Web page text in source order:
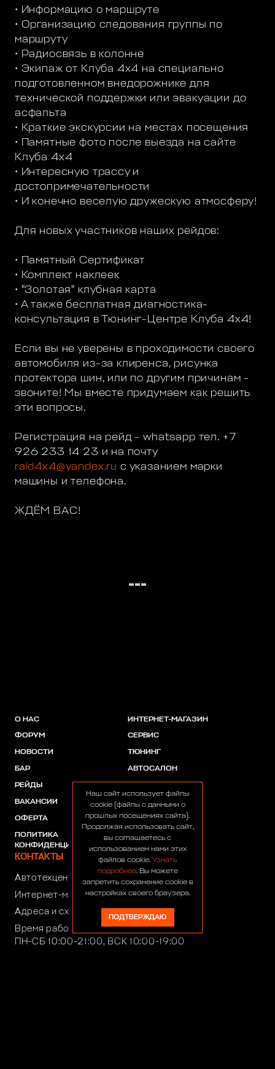
• Информацию о маршруте
• Организацию следования группы по
маршруту
• Радиосвязь в колонне
• Экипаж от Клуба 4х4 на специально
подготовленном внедорожнике для
технической поддержки или эвакуации до
асфальта
• Краткие экскурсии на местах посещения
• Памятные фото после выезда на сайте
Клуба 4х4
• Интересную трассу и
достопримечательности
• И конечно веселую дружескую атмосферу!
Для новых участников наших рейдов:
• Памятный Сертификат
• Комплект наклеек
• "Золотая" клубная карта
• А также бесплатная диагностика-
консультация в Тюнинг-Центре Клуба 4х4!
Если вы не уверены в проходимости своего
автомобиля из-за клиренса, рисунка
протектора шин, или по другим причинам -
звоните! Мы вместе придумаем как решить
эти вопросы.
Регистрация на рейд - whatsapp тел. +7
926 233 14 23 и на почту
raid4x4@yandex.ru с указанием марки
машины и телефона.
ЖДЁМ ВАС!
О НАС
ФОРУМ
НОВОСТИ
БАР
РЕЙДЫ
ВАКАНСИИ
ОФЕРТА
ПОЛИТИКА
КОНФИДЕНЦИАЛЬНОСТИ
ИНТЕРНЕТ-МАГАЗИН
СЕРВИС
ТЮНИНГ
АВТОСАЛОН
ПАРТНЕРЫ
КОНТАКТЫ
Автотехцентр:
Интернет-магазин:+7 (916) 922-44-44
Адреса и схемы проезда
Время работы автотехцентра:
ПН-СБ 10:00-21:00, ВСК 10:00-19:00
Наш сайт использует файлы
cookie (файлы с данными о
прошлых посещениях сайта).
Продолжая использовать сайт,
вы соглашаетесь с
использованием нами этих
файлов cookie. Узнать
подробнее. Вы можете
запретить сохранение cookie в
настройках своего браузера.
ПОДТВЕРЖДАЮ